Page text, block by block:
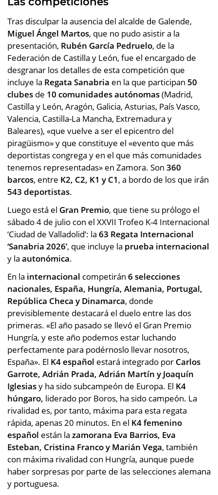
Tras disculpar la ausencia del alcalde de Galende,
Miguel Ángel Martos, que no pudo asistir a la
presentación, Rubén García Pedruelo, de la
Federación de Castilla y León, fue el encargado de
desgranar los detalles de esta competición que
incluye la Regata Sanabria en la que participan 50
clubes de 10 comunidades autónomas(Madrid,
Castilla y León, Aragón, Galicia, Asturias, País Vasco,
Valencia, Castilla-La Mancha, Extremadura y
Baleares), «que vuelve a ser el epicentro del
piragüismo» y que constituye el «evento que más
deportistas congrega y en el que más comunidades
tenemos representadas» en Zamora. Son 360
barcos, entre K2, C2, K1 y C1, a bordo de los que irán
543 deportistas.
Luego está el Gran Premio, que tiene su prólogo el
sábado 4 de julio con el XXVII Trofeo K-4 Internacional
‘Ciudad de Valladolid’: la 63 Regata Internacional
‘Sanabria 2026’, que incluye la prueba internacional
y la autonómica.
En la internacional competirán 6 selecciones
nacionales, España, Hungría, Alemania, Portugal,
República Checa y Dinamarca, donde
previsiblemente destacará el duelo entre las dos
primeras. «El año pasado se llevó el Gran Premio
Hungría, y este año podemos estar luchando
perfectamente para podérnoslo llevar nosotros,
España». El K4 español estará integrado por Carlos
Garrote, Adrián Prada, Adrián Martín y Joaquín
Iglesiasy ha sido subcampeón de Europa. El K4
húngaro, liderado por Boros, ha sido campeón. La
rivalidad es, por tanto, máxima para esta regata
rápida, apenas 20 minutos. En el K4 femenino
español están la zamorana Eva Barrios, Eva
Esteban, Cristina Franco y Marián Vega, también
con máxima rivalidad con Hungría, aunque puede
haber sorpresas por parte de las selecciones alemana
y portuguesa.